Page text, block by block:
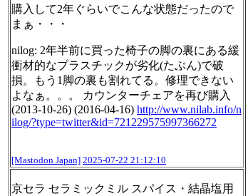
購入して2年ぐらいでこんな状態だったので
まぁ・・・
nilog: 2年半前に買った椅子の脚の裏にある緩
衝材的なプラスチックが劣化(たぶん)で破
損。もう1脚の裏も割れてる。修理できない
よなぁ。。。 カウンターチェアを再び購入
(2013-10-26) (2016-04-16) http://www.nilab.info/n
ilog/?type=twitter&id=721229575997366272
[Mastodon Japan] 2025-07-22 21:12:10
京セラ セラミックミル スパイス・結晶塩用